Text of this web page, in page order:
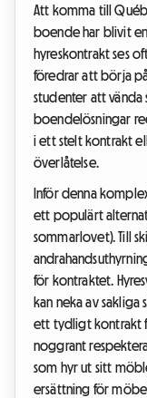
Att komma till
boende har blivit
hyreskontrakt ses
föredrar att börja
studenter att
boendelösningar
i ett stelt kontrakt
överlåtelse.
Inför denna
ett populärt
sommarlovet). Till
för kontraktet.
kan neka av
ett tydligt kontrakt
noggrant
som hyr ut sitt
ersättning för